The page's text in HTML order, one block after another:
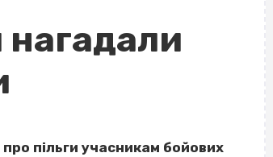
пільги учасникам бойових